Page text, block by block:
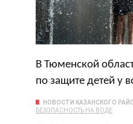
В Тюменской
по защите детей у
НОВОСТИ КАЗАНСКОГО
БЕЗОПАСНОСТЬ НА ВОДЕ